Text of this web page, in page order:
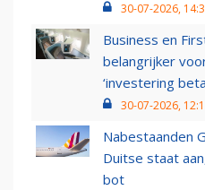
30-07-2026,
Business en
belangrijker
‘investering
30-07-2026,
Nabestaanden
Duitse staat
bot